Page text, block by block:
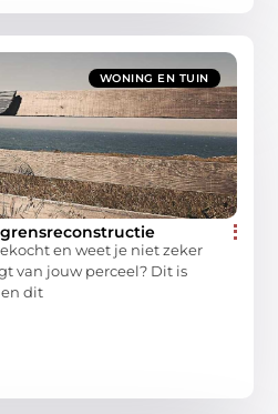
WONING EN TUIN
en weet je niet zeker
van jouw perceel? Dit is
dit